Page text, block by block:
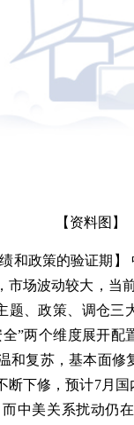
【资料图】
和政策的验证期
场波动较大，当
题、政策、调仓三
”两个维度展开
和复苏，基本面
断下修，预计7月
中美关系扰动仍